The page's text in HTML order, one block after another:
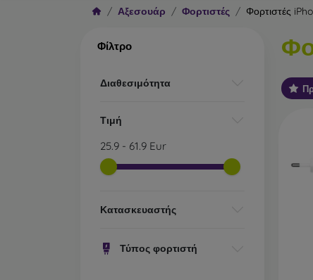
Αξεσουάρ Φορτιστές Φορτιστές
Φίλτρο
Διαθεσιμότητα
Τιμή
25.9 - 61.9 Eur
Κατασκευαστής
Τύπος φορτιστή